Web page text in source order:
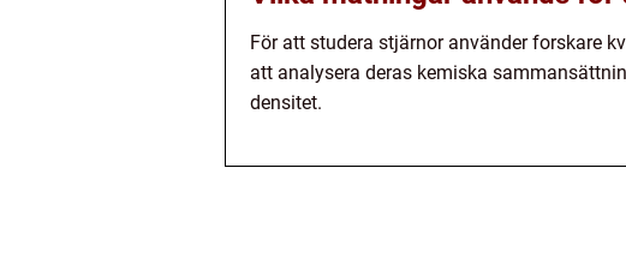
För att studera stjärnor använder forskare
att analysera deras kemiska
densitet.